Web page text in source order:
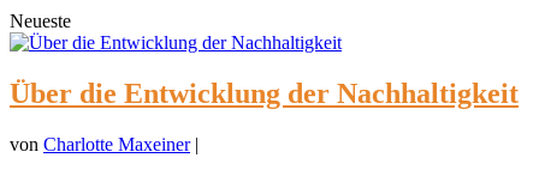
Neueste
Über die Entwicklung der Nachhaltigkeit
von Charlotte Maxeiner|